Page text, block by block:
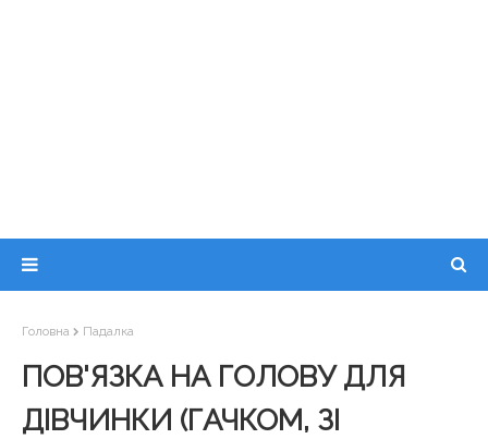
Головна Падалка
ПОВ'ЯЗКА НА ГОЛОВУ ДЛЯ
ДІВЧИНКИ (ГАЧКОМ, ЗІ